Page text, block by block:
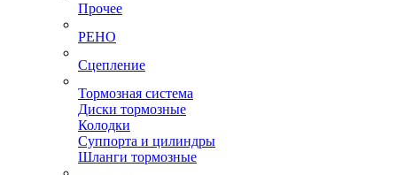
Прочее
РЕНО
Сцепление
Тормозная система
Диски тормозные
Колодки
Суппорта и цилиндры
Шланги тормозные